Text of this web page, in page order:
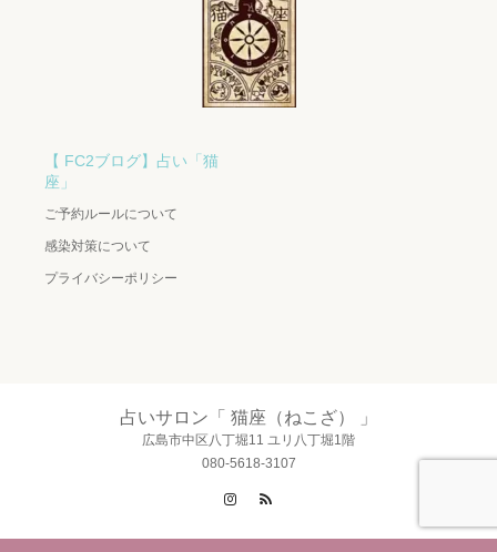
【 FC2ブログ】占い「猫
座」
ご予約ルールについて
感染対策について
プライバシーポリシー
占いサロン「 猫座（ねこざ） 」
広島市中区八丁堀11 ユリ八丁堀1階
080-5618-3107
Instagram